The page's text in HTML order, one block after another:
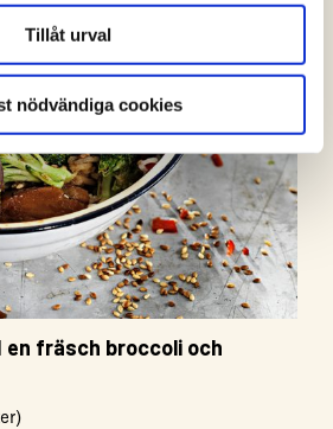
Tillåt urval
nödvändiga cookies
en fräsch broccoli och